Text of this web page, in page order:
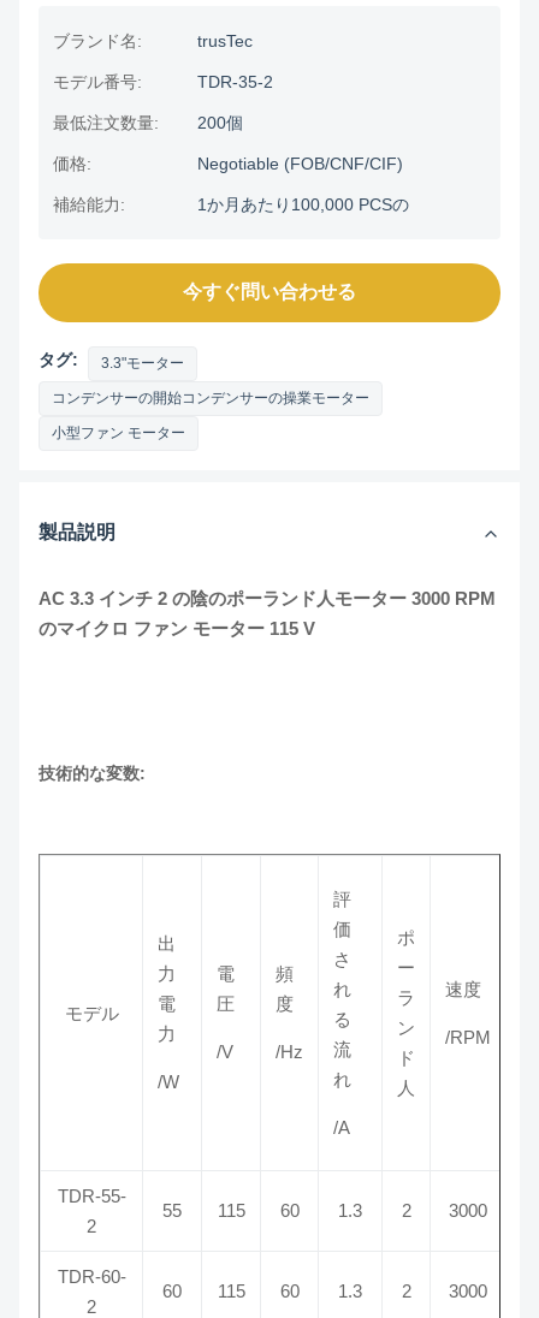
ブランド名: trusTec
モデル番号: TDR-35-2
最低注文数量: 200個
価格: Negotiable (FOB/CNF/CIF)
補給能力: 1か月あたり100,000 PCSの
今すぐ問い合わせる
タグ: 3.3"モーター
コンデンサーの開始コンデンサーの操業モーター
小型ファン モーター
製品説明
AC 3.3 インチ 2 の陰のポーランド人モーター 3000 RPM
のマイクロ ファン モーター 115 V
技術的な変数:
モデル
出
力
電
力
/W
電
圧
/V
頻
度
/Hz
評
価
さ
れ
る
流
れ
/A
ポ
ー
ラ
ン
ド
人
速度
/RPM
TDR-55-
2
55 115 60 1.3 2 3000
TDR-60-
2
60 115 60 1.3 2 3000